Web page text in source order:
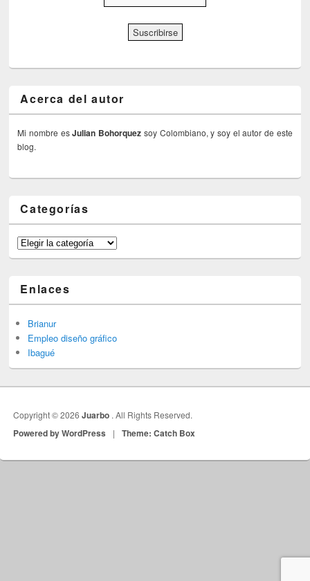
Acerca del autor
Mi nombre esJulian Bohorquez soy Colombiano, y soy el autor de este
blog.
Categorías
Categorías
Enlaces
Brianur
Empleo diseño gráfico
Ibagué
Copyright © 2026Juarbo . All Rights Reserved.
Powered by WordPress | Theme: Catch Box